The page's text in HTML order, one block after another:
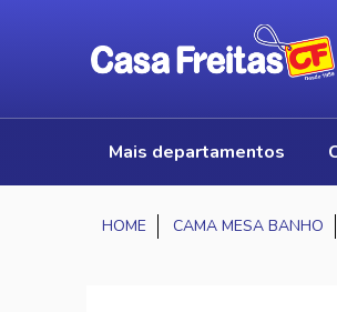
mais departamentos
CAMA MESA BANHO